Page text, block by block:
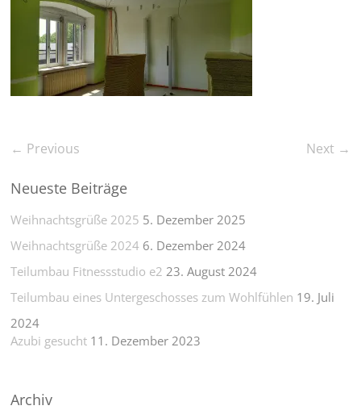
← Previous Next →
Neueste Beiträge
Weihnachtsgrüße 2025 5. Dezember 2025
Weihnachtsgrüße 2024 6. Dezember 2024
Teilumbau Fitnessstudio e2 23. August 2024
Teilumbau eines Untergeschosses zum Wohlfühlen 19. Juli
2024
Azubi gesucht 11. Dezember 2023
Archiv